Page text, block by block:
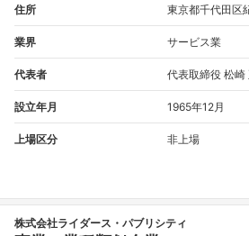
住所 東京都千代田区
業界 サービス業
代表者 代表取締役 松崎
設立年月 1965年12月
上場区分 非上場
株式会社ライダース・パブリシティ